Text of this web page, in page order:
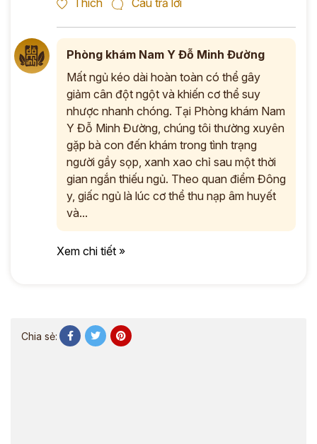
Thích Câu trả lời
Phòng khám Nam Y Đỗ Minh Đường
Mất ngủ kéo dài hoàn toàn có thể gây
giảm cân đột ngột và khiến cơ thể suy
nhược nhanh chóng. Tại Phòng khám Nam
Y Đỗ Minh Đường, chúng tôi thường xuyên
gặp bà con đến khám trong tình trạng
người gầy sọp, xanh xao chỉ sau một thời
gian ngắn thiếu ngủ. Theo quan điểm Đông
y, giấc ngủ là lúc cơ thể thu nạp âm huyết
và...
Xem chi tiết »
Chia sẻ: